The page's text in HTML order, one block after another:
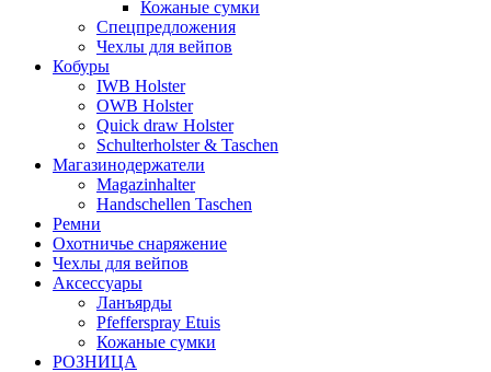
Кожаные сумки
Спецпредложения
Чехлы для вейпов
Кобуры
IWB Holster
OWB Holster
Quick draw Holster
Schulterholster & Taschen
Магазинодержатели
Magazinhalter
Handschellen Taschen
Ремни
Охотничье снаряжение
Чехлы для вейпов
Аксессуары
Ланъярды
Pfefferspray Etuis
Кожаные сумки
РОЗНИЦА